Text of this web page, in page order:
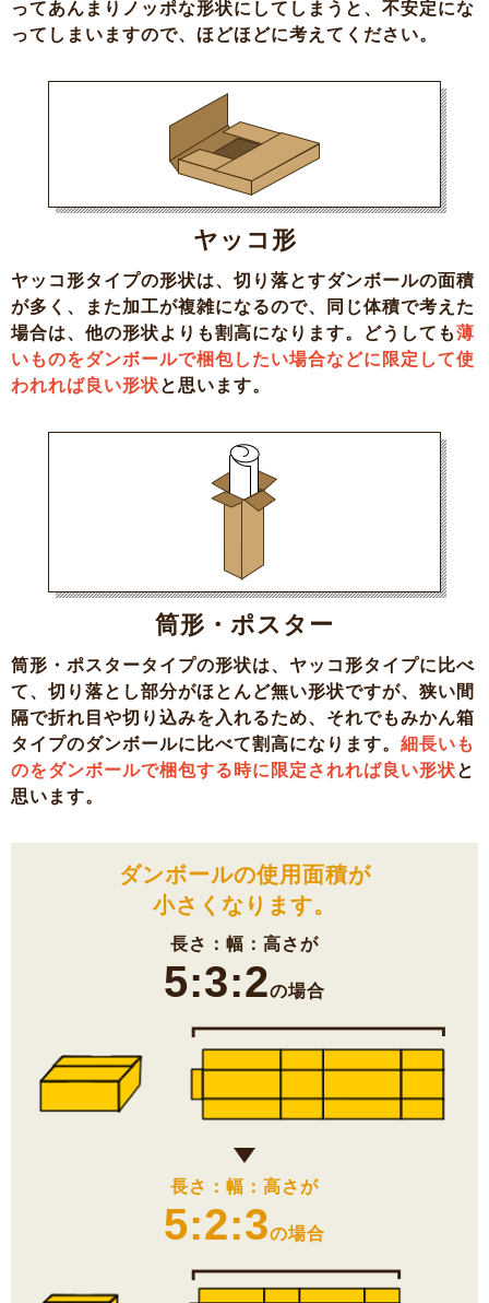
ってあんまりノッポな形状にしてしまうと、不安定にな
ってしまいますので、ほどほどに考えてください。
ヤッコ形
ヤッコ形タイプの形状は、切り落とすダンボールの面積
が多く、また加工が複雑になるので、同じ体積で考えた
場合は、他の形状よりも割高になります。どうしても薄
いものをダンボールで梱包したい場合などに限定して使
われれば良い形状と思います。
筒形・ポスター
筒形・ポスタータイプの形状は、ヤッコ形タイプに比べ
て、切り落とし部分がほとんど無い形状ですが、狭い間
隔で折れ目や切り込みを入れるため、それでもみかん箱
タイプのダンボールに比べて割高になります。 細長いも
のをダンボールで梱包する時に限定されれば良い形状と
思います。
ダンボールの使用面積が
小さくなります。
長さ：幅：高さが
5:3:2の場合
長さ：幅：高さが
5:2:3の場合